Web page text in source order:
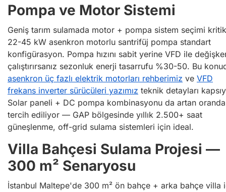
Pompa ve Motor Sistemi
Geniş tarım sulamada motor + pompa sistem seçimi
22-45 kW asenkron motorlu santrifüj pompa standart
konfigürasyon. Pompa hızını sabit yerine VFD ile
çalıştırırsanız sezonluk enerji tasarrufu %30-50. Bu
asenkron üç fazlı elektrik motorları rehberimiz ve VFD
frekans inverter sürücüleri yazımız teknik detayları
Solar paneli + DC pompa kombinasyonu da artan oranda
tercih ediliyor — GAP bölgesinde yıllık 2.500+ saat
güneşlenme, off-grid sulama sistemleri için ideal.
Villa Bahçesi Sulama Projesi —
300 m² Senaryosu
İstanbul Maltepe'de 300 m² ön bahçe + arka bahçe villa